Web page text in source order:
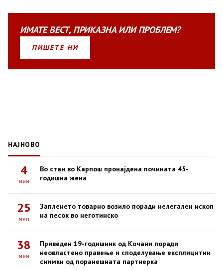
ИМАТЕВЕСТ, ПРИКАЗНАИЛИПРОБЛЕМ?
ПИШЕТЕ НИ
НАЈНОВО
4
мин
Во стан во Карпош пронајдена почината 45-
годишна жена
25
мин
Запленето товарно возило поради нелегален ископ
на песок во неготинско
38
мин
Приведен 19-годишник од Кочани поради
неовластено правење и споделување експлицитни
снимки од поранешната партнерка